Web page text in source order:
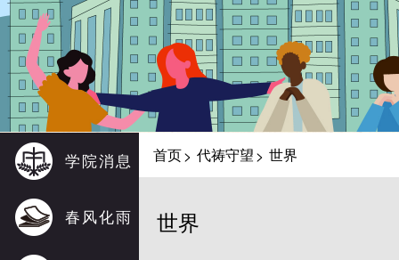
学院消息
春风化雨
首页> 代祷守望> 世界
世界